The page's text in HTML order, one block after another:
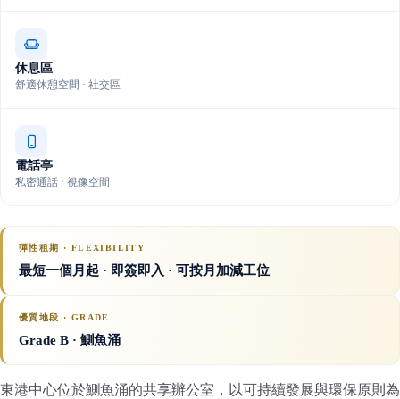
休息區
舒適休憩空間 · 社交區
電話亭
私密通話 · 視像空間
彈性租期 · FLEXIBILITY
最短一個月起 · 即簽即入 · 可按月加減工位
優質地段 · GRADE
Grade B · 鰂魚涌
東港中心位於鰂魚涌的共享辦公室，以可持續發展與環保原則為